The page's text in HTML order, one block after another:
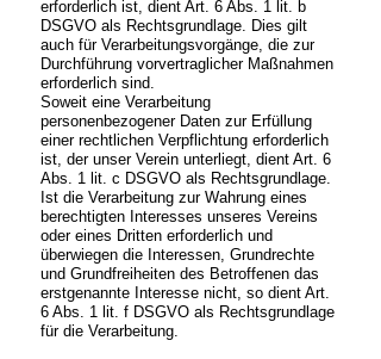
erforderlich ist, dient Art. 6 Abs. 1 lit. b
DSGVO als Rechtsgrundlage. Dies gilt
auch für Verarbeitungsvorgänge, die zur
Durchführung vorvertraglicher Maßnahmen
erforderlich sind.
Soweit eine Verarbeitung
personenbezogener Daten zur Erfüllung
einer rechtlichen Verpflichtung erforderlich
ist, der unser Verein unterliegt, dient Art. 6
Abs. 1 lit. c DSGVO als Rechtsgrundlage.
Ist die Verarbeitung zur Wahrung eines
berechtigten Interesses unseres Vereins
oder eines Dritten erforderlich und
überwiegen die Interessen, Grundrechte
und Grundfreiheiten des Betroffenen das
erstgenannte Interesse nicht, so dient Art.
6 Abs. 1 lit. f DSGVO als Rechtsgrundlage
für die Verarbeitung.